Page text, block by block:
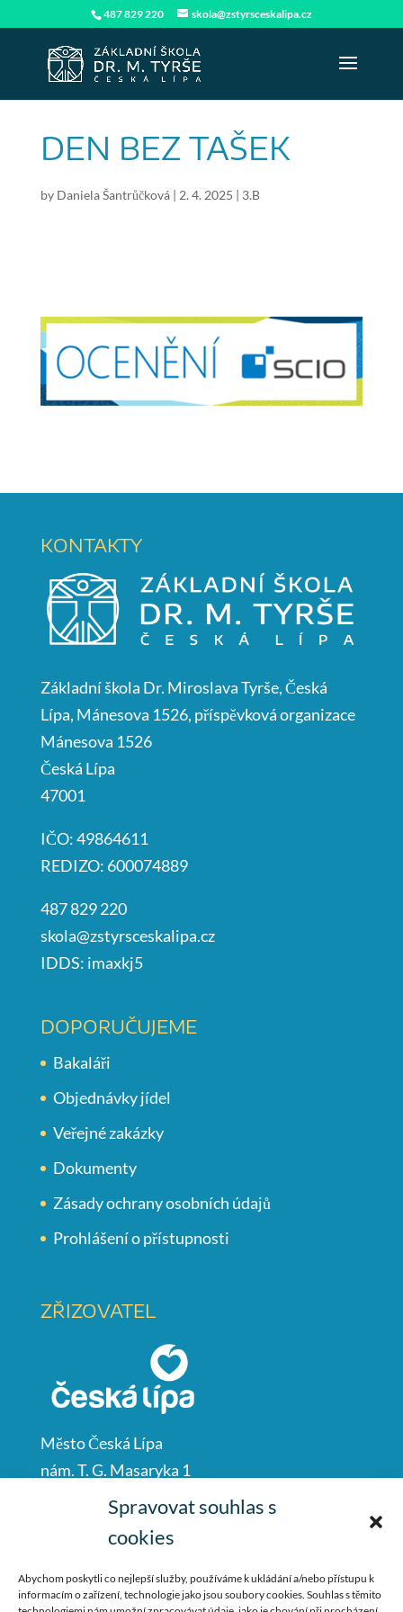
Spravovat souhlas s
cookies
Abychom poskytli co nejlepší služby, používáme k ukládání a/nebo přístupu k
informacím o zařízení, technologie jako jsou soubory cookies. Souhlas s těmito
487 829 220 skola@zstyrsceskalipa.cz
DEN BEZ TAŠEK
by Daniela Šantrůčková| 2. 4. 2025 | 3.B
KONTAKTY
Základní škola Dr. Miroslava Tyrše, Česká
Lípa, Mánesova 1526, příspěvková organizace
Mánesova 1526
Česká Lípa
47001
IČO: 49864611
REDIZO: 600074889
487 829 220
skola@zstyrsceskalipa.cz
IDDS: imaxkj5
DOPORUČUJEME
Bakaláři
Objednávky jídel
Veřejné zakázky
Dokumenty
Zásady ochrany osobních údajů
Prohlášení o přístupnosti
ZŘIZOVATEL
Město Česká Lípa
nám. T. G. Masaryka 1
Česká Lípa